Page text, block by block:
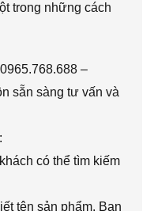
trong những cách
–
sẵn sàng tư vấn và
có thể tìm kiếm
tên sản phẩm. Bạn